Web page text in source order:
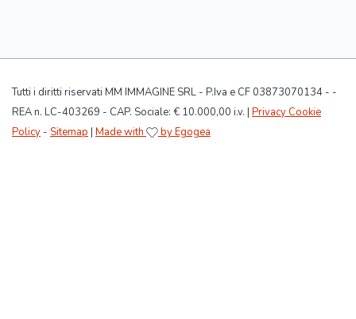
Tutti i diritti riservati MM IMMAGINE SRL - P.Iva e CF 03873070134 - -
REA n. LC-403269 - CAP. Sociale: € 10.000,00 i.v. | Privacy Cookie
Policy - Sitemap | Made with by Egogea